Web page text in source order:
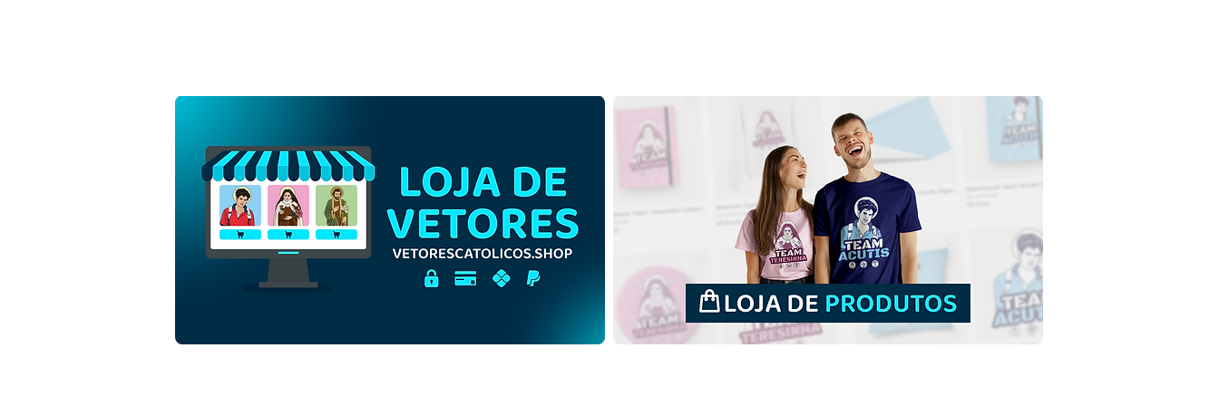
Santa Gemma Galgani |
Download Grátis Vetor
Contorno Monocromático
Santa Gemma Galgani |
Download Grátis Ilustração
Contorno sem fundo em
Santa Gemma Galgani |
Download Grátis Ilustração
Colorida sem fundo em PNG